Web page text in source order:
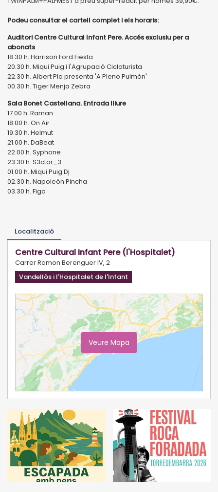
Podeu consultar el cartell complet i els horaris:
Auditori Centre Cultural Infant Pere. Accés exclusiu per a
abonats
18.30 h. Harrison Ford Fiesta
20.30 h. Miqui Puig i l'Agrupació Cicloturista
22.30 h. Albert Pla presenta 'A Pleno Pulmón'
00.30 h. Tiger Menja Zebra
Sala Bonet Castellana. Entrada lliure
17.00 h. Raman
18.00 h. On Air
19.30 h. Helmut
21.00 h. DaBeat
22.00 h. Syphone
23.30 h. S3ctor_3
01.00 h. Miqui Puig Dj
02.30 h. Napoleón Pincha
03.30 h. Figa
Localització
Centre Cultural Infant Pere (l'Hospitalet)
Carrer Ramon Berenguer IV, 2
Vandellòs i l'Hospitalet de l'Infant
Veure Mapa